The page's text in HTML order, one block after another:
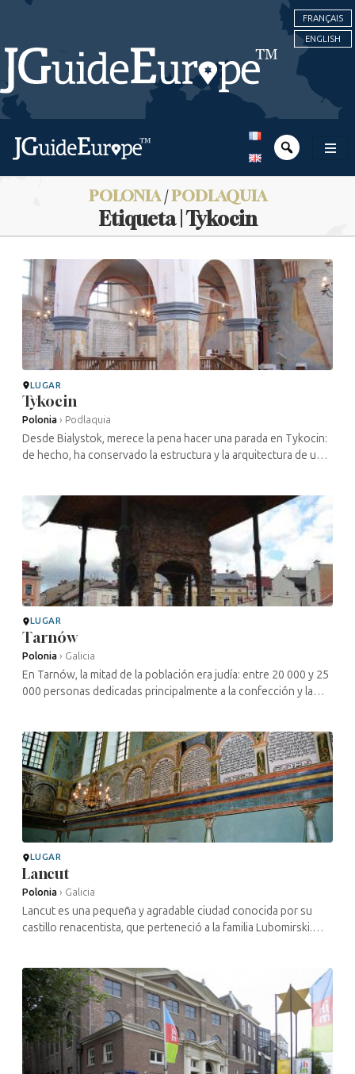
FRANÇAIS
ENGLISH
POLONIA/PODLAQUIA
Etiqueta | Tykocin
LUGAR
Tykocin
Polonia › Podlaquia
Desde Bialystok, merece la pena hacer una parada en Tykocin:
de hecho, ha conservado la estructura y la arquitectura de un
LUGAR
Tarnów
Polonia › Galicia
En Tarnów, la mitad de la población era judía: entre 20 000 y 25
000 personas dedicadas principalmente a la confección y la
LUGAR
Lancut
Polonia › Galicia
Lancut es una pequeña y agradable ciudad conocida por su
castillo renacentista, que perteneció a la familia Lubomirski.